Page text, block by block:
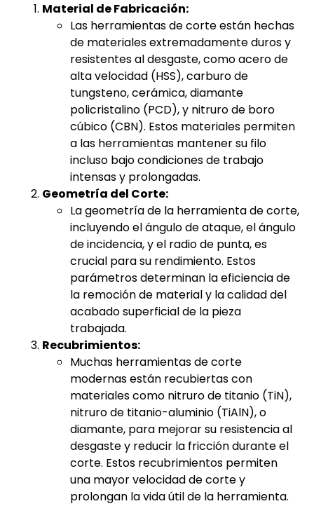
Material de Fabricación:
Las herramientas de corte están hechas
de materiales extremadamente duros y
resistentes al desgaste, como acero de
alta velocidad (HSS), carburo de
tungsteno, cerámica, diamante
policristalino (PCD), y nitruro de boro
cúbico (CBN). Estos materiales permiten
a las herramientas mantener su filo
incluso bajo condiciones de trabajo
intensas y prolongadas.
Geometría del Corte:
La geometría de la herramienta de corte,
incluyendo el ángulo de ataque, el ángulo
de incidencia, y el radio de punta, es
crucial para su rendimiento. Estos
parámetros determinan la eficiencia de
la remoción de material y la calidad del
acabado superficial de la pieza
trabajada.
Recubrimientos:
Muchas herramientas de corte
modernas están recubiertas con
materiales como nitruro de titanio (TiN),
nitruro de titanio-aluminio (TiAlN), o
diamante, para mejorar su resistencia al
desgaste y reducir la fricción durante el
corte. Estos recubrimientos permiten
una mayor velocidad de corte y
prolongan la vida útil de la herramienta.